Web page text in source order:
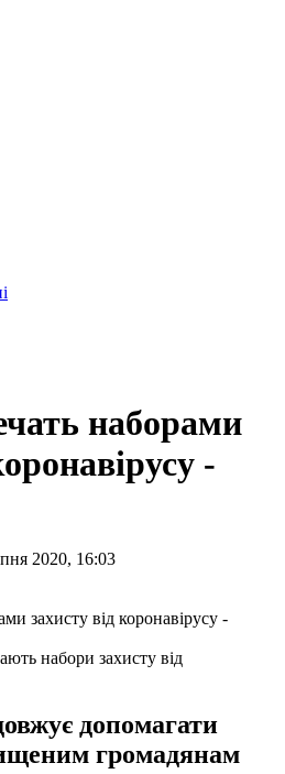
наборами
-
2020, 16:03
набори захисту від
допомагати
громадянам